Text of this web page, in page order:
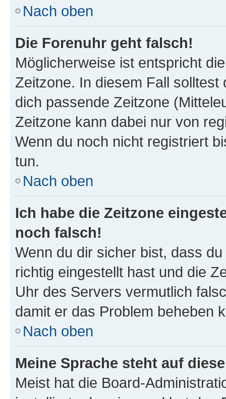
Nach oben
Die Forenuhr geht falsch!
Möglicherweise ist entspricht
Zeitzone. In diesem Fall solltest
dich passende Zeitzone
Zeitzone kann dabei nur von
Wenn du noch nicht registriert
tun.
Nach oben
Ich habe die Zeitzone
noch falsch!
Wenn du dir sicher bist, dass
richtig eingestellt hast und die
Uhr des Servers vermutlich
damit er das Problem beheben
Nach oben
Meine Sprache steht auf
Meist hat die Board-